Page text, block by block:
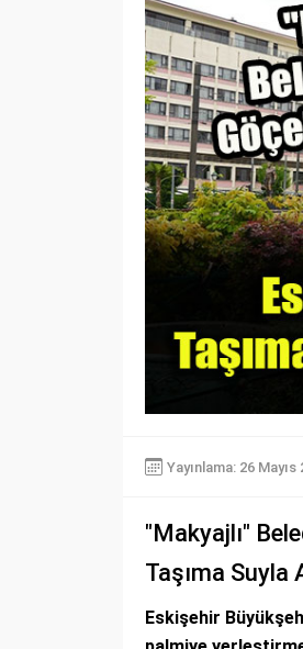
Yayınlama: 26 Mayıs
"Makyajlı"
Taşıma Suyla
Eskişehir